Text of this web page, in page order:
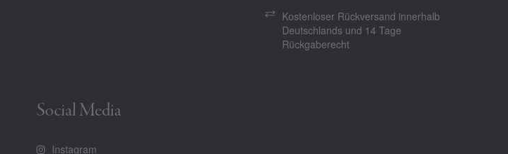
Kostenloser Rückversand innerhalb
Deutschlands und 14 Tage
Rückgaberecht
Social Media
Instagram